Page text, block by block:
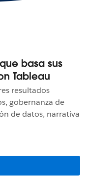
basa sus
Tableau
resultados
gobernanza de
de datos, narrativa